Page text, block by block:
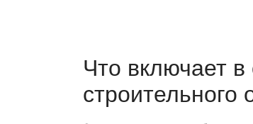
Фоноскопическая
Строительно-техническая
Лингвистическая
Что включает
строительного